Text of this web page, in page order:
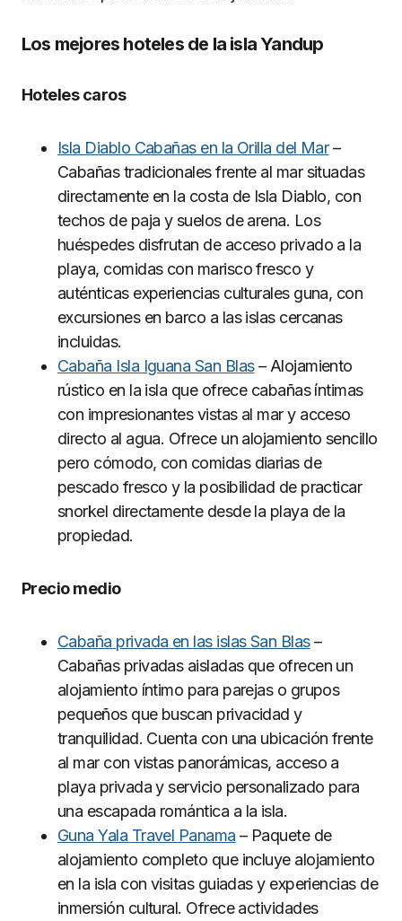
Los mejores hoteles de la isla Yandup
Hoteles caros
Isla Diablo Cabañas en la Orilla del Mar–
Cabañas tradicionales frente al mar situadas
directamente en la costa de Isla Diablo, con
techos de paja y suelos de arena. Los
huéspedes disfrutan de acceso privado a la
playa, comidas con marisco fresco y
auténticas experiencias culturales guna, con
excursiones en barco a las islas cercanas
incluidas.
Cabaña Isla Iguana San Blas– Alojamiento
rústico en la isla que ofrece cabañas íntimas
con impresionantes vistas al mar y acceso
directo al agua. Ofrece un alojamiento sencillo
pero cómodo, con comidas diarias de
pescado fresco y la posibilidad de practicar
snorkel directamente desde la playa de la
propiedad.
Precio medio
Cabaña privada en las islas San Blas–
Cabañas privadas aisladas que ofrecen un
alojamiento íntimo para parejas o grupos
pequeños que buscan privacidad y
tranquilidad. Cuenta con una ubicación frente
al mar con vistas panorámicas, acceso a
playa privada y servicio personalizado para
una escapada romántica a la isla.
Guna Yala Travel Panama – Paquete de
alojamiento completo que incluye alojamiento
en la isla con visitas guiadas y experiencias de
inmersión cultural. Ofrece actividades